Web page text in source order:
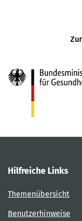
Hilfreiche Links
Themenübersicht
Benutzerhinweise